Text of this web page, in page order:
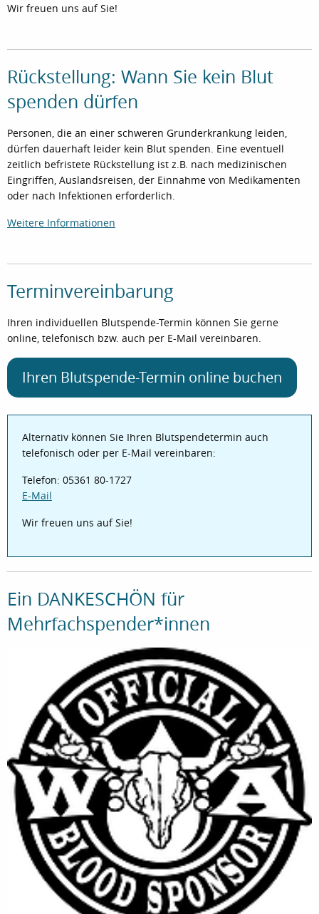
Wir freuen uns auf Sie!
Rückstellung: Wann Sie kein Blut
spenden dürfen
Personen, die an einer schweren Grunderkrankung leiden,
dürfen dauerhaft leider kein Blut spenden. Eine eventuell
zeitlich befristete Rückstellung ist z.B. nach medizinischen
Eingriffen, Auslandsreisen, der Einnahme von Medikamenten
oder nach Infektionen erforderlich.
Weitere Informationen
Terminvereinbarung
Ihren individuellen Blutspende-Termin können Sie gerne
online, telefonisch bzw. auch per E-Mail vereinbaren.
Ihren Blutspende-Termin online buchen
Alternativ können Sie Ihren Blutspendetermin auch
telefonisch oder per E-Mail vereinbaren:
Telefon: 05361 80-1727
E-Mail
Wir freuen uns auf Sie!
Ein DANKESCHÖN für
Mehrfachspender*innen